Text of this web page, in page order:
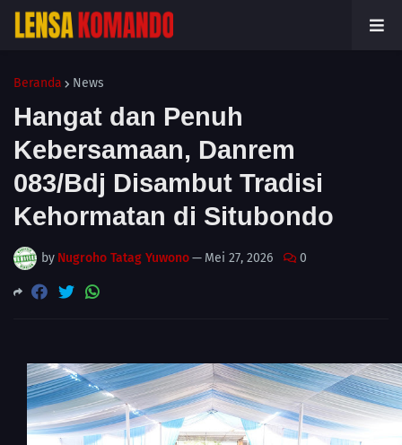
Beranda News
Hangat dan Penuh
Kebersamaan, Danrem
083/Bdj Disambut Tradisi
Kehormatan di Situbondo
by Nugroho Tatag Yuwono— Mei 27, 2026 0